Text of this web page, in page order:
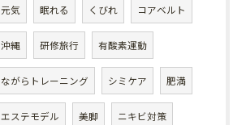
元気 眠れる くびれ コアベルト
沖縄 研修旅行 有酸素運動
ながらトレーニング シミケア 肥満
エステモデル 美脚 ニキビ対策